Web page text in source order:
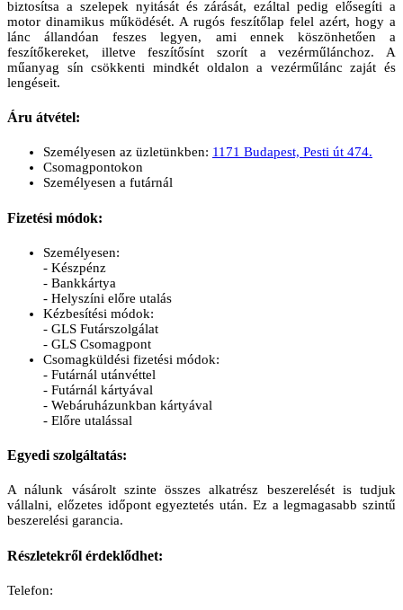
biztosítsa a szelepek nyitását és zárását, ezáltal pedig elősegíti a
motor dinamikus működését. A rugós feszítőlap felel azért, hogy a
lánc állandóan feszes legyen, ami ennek köszönhetően a
feszítőkereket, illetve feszítősínt szorít a vezérműlánchoz. A
műanyag sín csökkenti mindkét oldalon a vezérműlánc zaját és
lengéseit.
Áru átvétel:
Személyesen az üzletünkben: 1171 Budapest, Pesti út 474.
Csomagpontokon
Személyesen a futárnál
Fizetési módok:
Személyesen:
- Készpénz
- Bankkártya
- Helyszíni előre utalás
Kézbesítési módok:
- GLS Futárszolgálat
- GLS Csomagpont
Csomagküldési fizetési módok:
- Futárnál utánvéttel
- Futárnál kártyával
- Webáruházunkban kártyával
- Előre utalással
Egyedi szolgáltatás:
A nálunk vásárolt szinte összes alkatrész beszerelését is tudjuk
vállalni, előzetes időpont egyeztetés után. Ez a legmagasabb szintű
beszerelési garancia.
Részletekről érdeklődhet:
Telefon: